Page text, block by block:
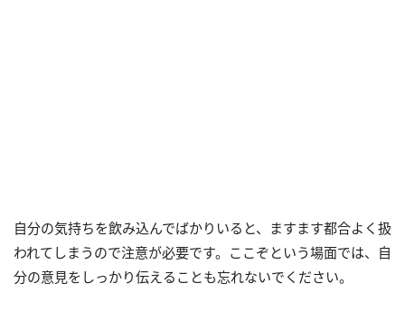
自分の気持ちを飲み込んでばかりいると、ますます都合よく扱
われてしまうので注意が必要です。ここぞという場面では、自
分の意見をしっかり伝えることも忘れないでください。